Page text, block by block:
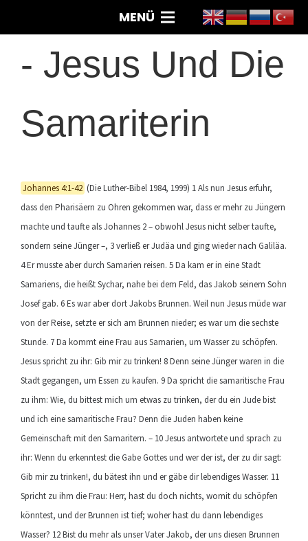
MENÜ
- Jesus Und Die
Samariterin
Johannes 4:1-42 (Die Luther-Bibel 1984, 1999) 1 Als nun Jesus erfuhr,
dass den Pharisäern zu Ohren gekommen war, dass er mehr zu Jüngern
machte und taufte als Johannes 2 – obwohl Jesus nicht selber taufte,
sondern seine Jünger –, 3 verließ er Judäa und ging wieder nach Galiläa.
4 Er musste aber durch Samarien reisen. 5 Da kam er in eine Stadt
Samariens, die heißt Sychar, nahe bei dem Feld, das Jakob seinem Sohn
Josef gab. 6 Es war aber dort Jakobs Brunnen. Weil nun Jesus müde war
von der Reise, setzte er sich am Brunnen nieder; es war um die sechste
Stunde. 7 Da kommt eine Frau aus Samarien, um Wasser zu schöpfen.
Jesus spricht zu ihr: Gib mir zu trinken! 8 Denn seine Jünger waren in die
Stadt gegangen, um Essen zu kaufen. 9 Da spricht die samaritische Frau
zu ihm: Wie, du bittest mich um etwas zu trinken, der du ein Jude bist
und ich eine samaritische Frau? Denn die Juden haben keine
Gemeinschaft mit den Samaritern. – 10 Jesus antwortete und sprach zu
ihr: Wenn du erkenntest die Gabe Gottes und wer der ist, der zu dir sagt:
Gib mir zu trinken!, du bätest ihn und er gäbe dir lebendiges Wasser. 11
Spricht zu ihm die Frau: Herr, hast du doch nichts, womit du schöpfen
könntest, und der Brunnen ist tief; woher hast du dann lebendiges
Wasser? 12 Bist du mehr als unser Vater Jakob, der uns diesen Brunnen